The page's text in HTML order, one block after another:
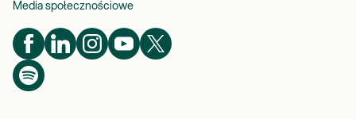
Media społecznościowe